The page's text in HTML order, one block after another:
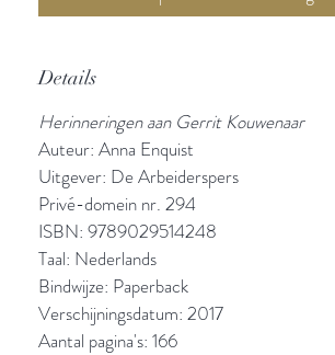
Details
Herinneringen aan Gerrit Kouwenaar
Auteur: Anna Enquist
Uitgever: De Arbeiderspers
Privé-domein nr. 294
ISBN: 9789029514248
Taal: Nederlands
Bindwijze: Paperback
Verschijningsdatum: 2017
Aantal pagina's: 166